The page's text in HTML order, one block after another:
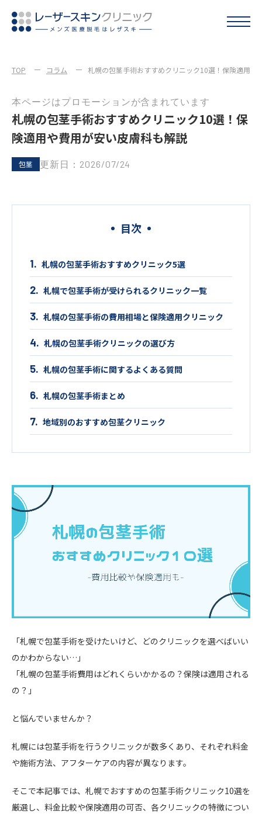
TOP コラム 札幌の包茎手術おすすめクリニック10選！保険適用や
本ページはプロモーションが含まれています
札幌の包茎手術おすすめクリニック10選！保
険適用や費用が安い皮膚科も解説
包茎 更新日：2026/07/24
目次
札幌の包茎手術おすすめクリニック5選
札幌で包茎手術が受けられるクリニック一覧
札幌の包茎手術の費用相場と保険適用クリニック
札幌の包茎手術クリニックの選び方
札幌の包茎手術に関するよくある質問
札幌の包茎手術まとめ
地域別のおすすめ包茎クリニック
「札幌で包茎手術を受けたいけど、どのクリニックを選べばいい
のかわからない…」
「札幌の包茎手術費用はどれくらいかかるの？保険は適用される
の？」
と悩んでいませんか？
札幌には包茎手術を行うクリニックが数多くあり、それぞれ料金
や施術方法、アフターケアの内容が異なります。
そこで本記事では、札幌でおすすめの包茎手術クリニック10選を
厳選し、料金比較や保険適用の可否、各クリニックの特徴につい